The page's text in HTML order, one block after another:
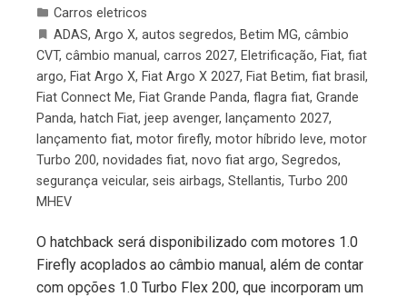
Carros eletricos
ADAS, Argo X, autos segredos, Betim MG, câmbio
CVT, câmbio manual, carros 2027, Eletrificação, Fiat, fiat
argo, Fiat Argo X, Fiat Argo X 2027, Fiat Betim, fiat brasil ,
Fiat Connect Me, Fiat Grande Panda, flagra fiat, Grande
Panda, hatch Fiat, jeep avenger, lançamento 2027,
lançamento fiat, motor firefly, motor híbrido leve, motor
Turbo 200, novidades fiat, novo fiat argo, Segredos,
segurança veicular, seis airbags, Stellantis, Turbo 200
MHEV
O hatchback será disponibilizado com motores 1.0
Firefly acoplados ao câmbio manual, além de contar
com opções 1.0 Turbo Flex 200, que incorporam um